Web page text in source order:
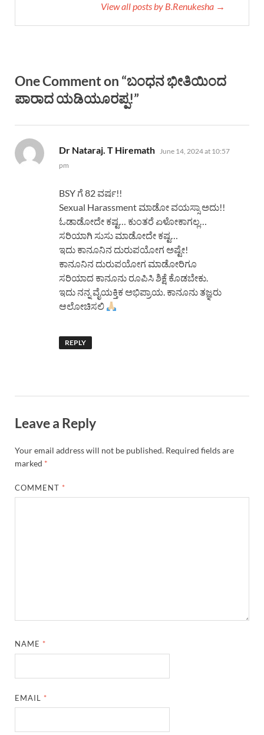
View all posts by B.Renukesha →
One Comment on “ಬಂಧನ ಭೀತಿಯಿಂದ
ಪಾರಾದ ಯಡಿಯೂರಪ್ಪ!”
Dr Nataraj. T Hiremath says:
June 14, 2024 at 10:57
pm
BSY ಗೆ 82 ವರ್ಷ!!
Sexual Harassment ಮಾಡೋ ವಯಸ್ಸಾ ಅದು!!
ಓಡಾಡೋದೇ ಕಷ್ಟ… ಕುಂತರೆ ಏಳೋಕಾಗಲ್ಲ…
ಸರಿಯಾಗಿ ಸುಸು ಮಾಡೋದೇ ಕಷ್ಟ…
ಇದು ಕಾನೂನಿನ ದುರುಪಯೋಗ ಅಷ್ಟೇ!
ಕಾನೂನಿನ ದುರುಪಯೋಗ ಮಾಡೋರಿಗೂ
ಸರಿಯಾದ ಕಾನೂನು ರೂಪಿಸಿ ಶಿಕ್ಷೆ ಕೊಡಬೇಕು.
ಇದು ನನ್ನ ವೈಯಕ್ತಿಕ ಅಭಿಪ್ರಾಯ. ಕಾನೂನು ತಜ್ಞರು
ಆಲೋಚಿಸಲಿ
REPLY
Leave a Reply
Your email address will not be published. Required fields are
marked *
COMMENT *
NAME *
EMAIL *